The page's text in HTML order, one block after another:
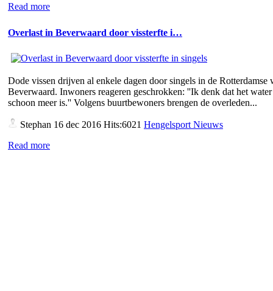
Read more
Overlast in Beverwaard door vissterfte i…
Dode vissen drijven al enkele dagen door singels in de Rotterdamse
Beverwaard. Inwoners reageren geschrokken: ''Ik denk dat het
schoon meer is.'' Volgens buurtbewoners brengen de overleden...
Stephan 16 dec 2016 Hits:6021 Hengelsport Nieuws
Read more